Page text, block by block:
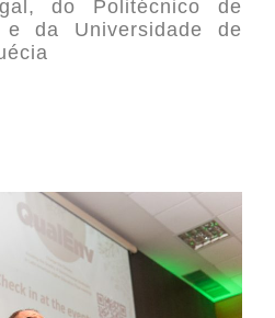
do Politécnico de
da Universidade de